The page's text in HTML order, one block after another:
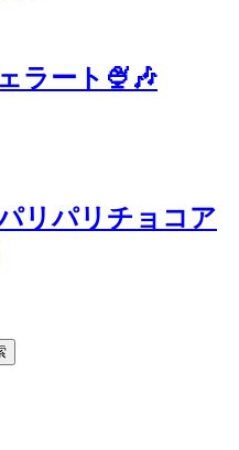
ラート🍨🎶
リパリチョコア